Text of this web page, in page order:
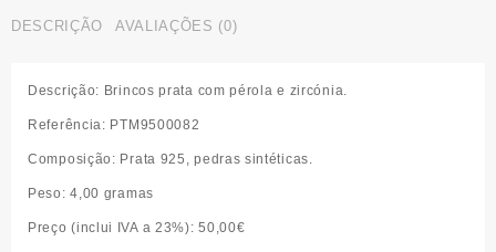
DESCRIÇÃO AVALIAÇÕES (0)
Descrição: Brincos prata com pérola e zircónia.
Referência: PTM9500082
Composição : Prata 925, pedras sintéticas.
Peso: 4,00 gramas
Preço (inclui IVA a 23%):50,00€